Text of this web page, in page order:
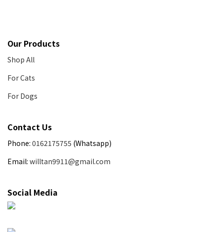
Our Products
Shop All
For Cats
For Dogs
Contact Us
Phone: 0162175755 (Whatsapp)
Email: willtan9911@gmail.com
Social Media